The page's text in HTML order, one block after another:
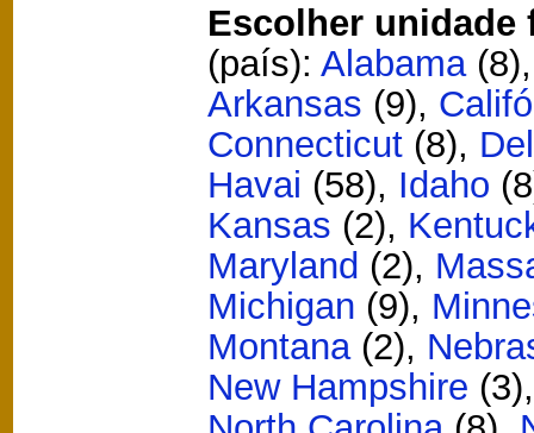
Escolher unidade
(país): Alabama(8)
Arkansas (9),
Connecticut (8),
Havai (58), Idaho
Kansas (2),
Maryland (2),
Michigan (9),
Montana(2),
New Hampshire (3)